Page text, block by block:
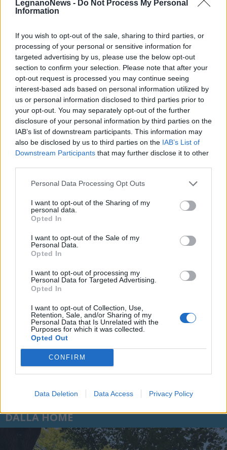
LegnanoNews - Do Not Process My Personal
Information
If you wish to opt-out of the sale, sharing to third parties, or
processing of your personal or sensitive information for
targeted advertising by us, please use the below opt-out
section to confirm your selection. Please note that after your
opt-out request is processed you may continue seeing
interest-based ads based on personal information utilized by
us or personal information disclosed to third parties prior to
your opt-out. You may separately opt-out of the further
disclosure of your personal information by third parties on the
IAB’s list of downstream participants. This information may
also be disclosed by us to third parties on the IAB’s List of
Downstream Participants that may further disclose it to other
Personal Data Processing Opt Outs
I want to opt-out of the Sharing of my
personal data.
Opted In
I want to opt-out of the Sale of my
Personal Data.
Opted In
I want to opt-out of processing my
Personal Data for Targeted Advertising.
Opted In
I want to opt-out of Collection, Use,
Retention, Sale, and/or Sharing of my
Personal Data that Is Unrelated with the
Purposes for which it was collected.
Opted Out
CONFIRM
Data Deletion Data Access Privacy Policy
Il meglio di
Commenti
Accedioregistratiper commentare questo
L'email è richiesta ma non verrà mostrata ai visitatori. Il contenuto di questo
di VareseNews.it, che rimane autonoma e indipendente. I messaggi inclusi nei
commenti non sono testi giornalistici, ma post inviati dai singoli lettori che
possono essere automaticamente pubblicati senza filtro preventivo. I commenti
che includano uno o più link a siti esterni verranno rimossi in automatico dal
DALLA HOME